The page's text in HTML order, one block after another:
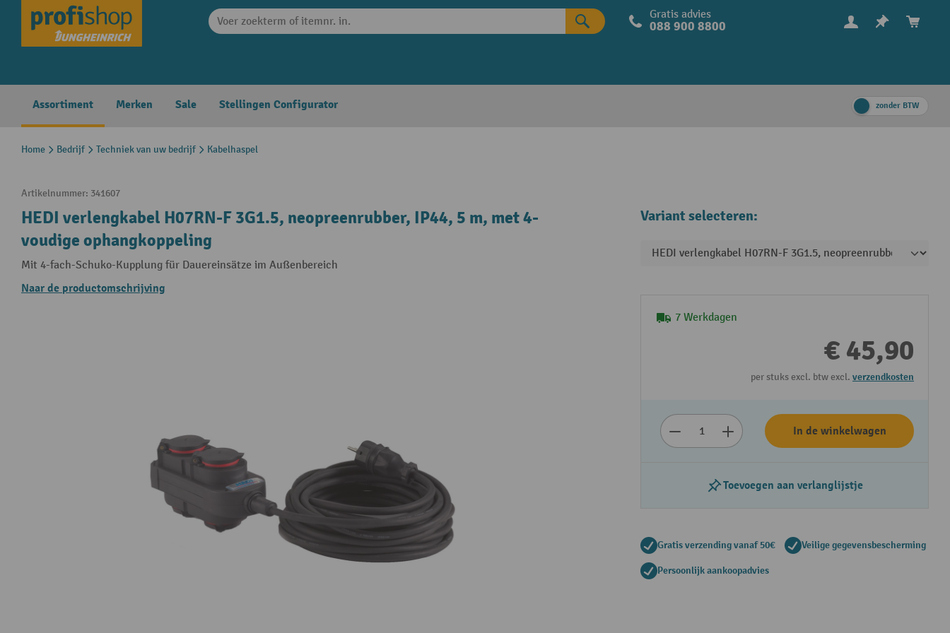
Skip to main navigation Gratis advies
088 900 8800
Assortiment Merken Sale Stellingen Configurator zonder BTW
Home Bedrijf Techniek van uw bedrijf Kabelhaspel
Artikelnummer: 341607
HEDI verlengkabel H07RN-F 3G1.5, neopreenrubber, IP44, 5 m, met 4-
voudige ophangkoppeling
Mit 4-fach-Schuko-Kupplung für Dauereinsätze im Außenbereich
Naar de productomschrijving
Variant selecteren:
7 Werkdagen
€ 45,90
per stuks excl. btw excl. verzendkosten
In de winkelwagen
Toevoegen aan verlanglijstje
Gratis verzending vanaf 50€ Veilige gegevensbescherming
Persoonlijk aankoopadvies